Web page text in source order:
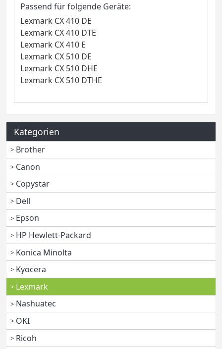
Passend für folgende Geräte:
Lexmark CX 410 DE
Lexmark CX 410 DTE
Lexmark CX 410 E
Lexmark CX 510 DE
Lexmark CX 510 DHE
Lexmark CX 510 DTHE
Kategorien
Brother
Canon
Copystar
Dell
Epson
HP Hewlett-Packard
Konica Minolta
Kyocera
Lexmark
Nashuatec
OKI
Ricoh